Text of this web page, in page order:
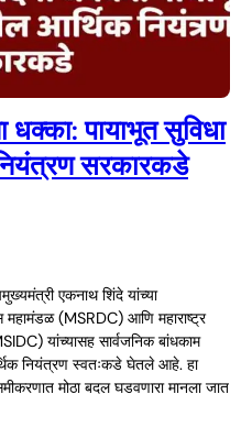
पायाभूत सुविधा
सरकारकडे
एकनाथ शिंदे यांच्या
महामंडळ (MSRDC) आणि महाराष्ट्र
यांच्यासह सार्वजनिक बांधकाम
नियंत्रण स्वतःकडे घेतले आहे. हा
मोठा बदल घडवणारा मानला जात